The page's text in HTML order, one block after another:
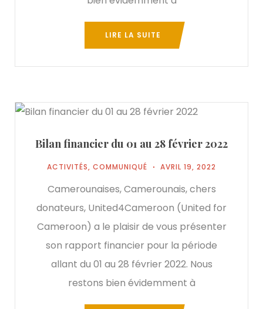
LIRE LA SUITE
Bilan financier du 01 au 28 février 2022
ACTIVITÉS, COMMUNIQUÉ AVRIL 19, 2022
Camerounaises, Camerounais, chers
donateurs, United4Cameroon (United for
Cameroon) a le plaisir de vous présenter
son rapport financier pour la période
allant du 01 au 28 février 2022. Nous
restons bien évidemment à